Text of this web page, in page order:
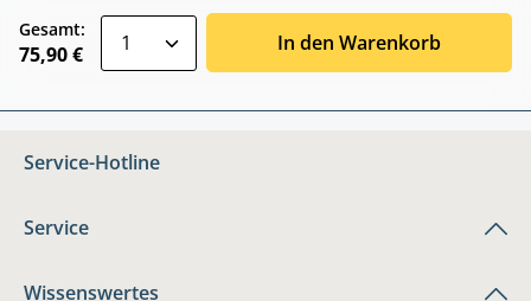
Gesamt:
75,90 € In den Warenkorb
Service-Hotline
Service
Wissenswertes